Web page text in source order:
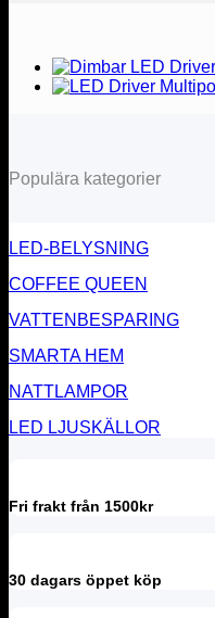
Populära kategorier
LED-BELYSNING
COFFEE QUEEN
VATTENBESPARING
SMARTA HEM
NATTLAMPOR
LED LJUSKÄLLOR
Fri frakt från 1500kr
30 dagars öppet köp